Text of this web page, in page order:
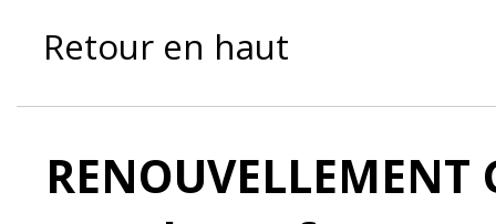
Retour en haut